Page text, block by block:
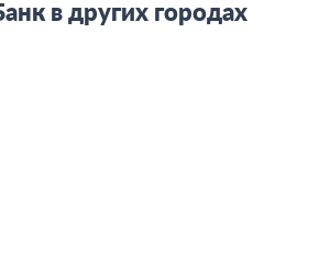
в других городах